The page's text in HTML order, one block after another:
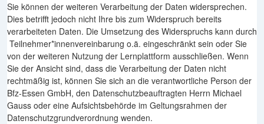
Sie können der weiteren Verarbeitung der Daten widersprechen.
Dies betrifft jedoch nicht Ihre bis zum Widerspruch bereits
verarbeiteten Daten. Die Umsetzung des Widerspruchs kann durch
Teilnehmer*innenvereinbarung o.ä. eingeschränkt sein oder Sie
von der weiteren Nutzung der Lernplattform ausschließen. Wenn
Sie der Ansicht sind, dass die Verarbeitung der Daten nicht
rechtmäßig ist, können Sie sich an die verantwortliche Person der
Bfz-Essen GmbH, den Datenschutzbeauftragten Herrn Michael
Gauss oder eine Aufsichtsbehörde im Geltungsrahmen der
Datenschutzgrundverordnung wenden.